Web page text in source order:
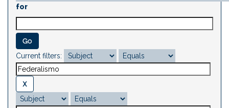
for
Current filters: